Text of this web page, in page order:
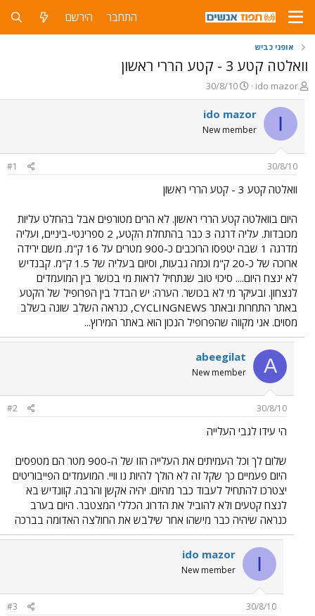
התחבר הירשם
אופני כביש
וואלטה קטע 3 - קטע הררי ראשון
פ
ו
ת
ח
ה
ו
ש
א
ido mazor
פ
ו
ר
ם
30/8/10
I
ido mazor
New member
30/8/10
#1
וואלטה קטע 3 - קטע הררי ראשון
היום בוואלטה קטע הררי ראשון. לא הרים מטורפים אבל בהחלט עליות
מכובדות. עליה דרגה 3 כבר בהתחלת הקטע, 2 ספרינטי-ביניים, ועליה
מדרגה 1 שבה יטפסו הרוכבים כ-900 מטרים על 16 ק"מ. משם ירידה
ארוכה של כ-20 ק"מ וכמה גבעות, וסיום בעליה של 1.5 ק"מ. קבנדיש
לא ינצח היום.... סיכוי טוב שנתחיל לראות מי בכושר בין המועמדים
לנצחון. ובעיקר מי לא בכושר. הערה: יש הבדל בין הפרופיל של הקטע
באתר התחרות ובאתר CYCLINGNEWS, כנראה השלב שונה בשלב
מסוים. אני מקווה שהפרופיל הנכון הוא באתר המירוץ...
A
abeegilat
New member
30/8/10
#2
הי עידו לגבי העלייה
שלום לך וכל העמיתים את העלייה הזו של ה-900 מטר הם מטפסים
היום פעמיים כך שקל זה לא הולך להיות נו וויי. המועמדים הפייבוריטים
יצטרכו להתחיל לעבוד כבר מהיום. יהיה אקשן והרבה. קוונדיש בא
לנצח קטעים ולא להוביל את הדרוג הכללי המצטבר. היום בערב
כנראה שיהיה כבר מישהו אחר שילבש את החולצה האדומה בברכה
I
ido mazor
New member
30/8/10
#3